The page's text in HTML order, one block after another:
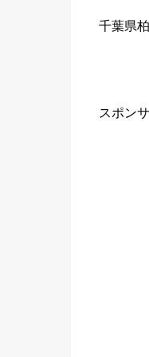
千葉県
スポン